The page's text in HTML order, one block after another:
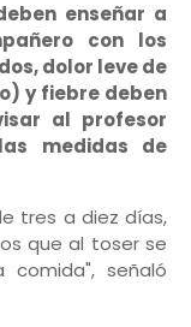
enseñar a
con los
dolor leve de
y fiebre deben
al profesor
medidas de
tres a diez días,
que al toser se
señaló